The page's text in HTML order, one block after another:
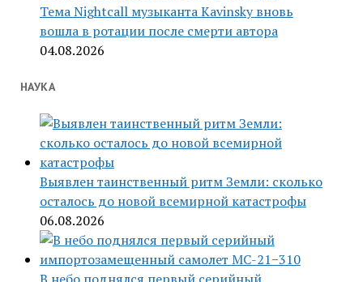
Тема Nightcall музыканта Kavinsky вновь
вошла в ротации после смерти автора
04.08.2026
НАУКА
Выявлен таинственный ритм Земли: сколько
осталось до новой всемирной катастрофы
06.08.2026